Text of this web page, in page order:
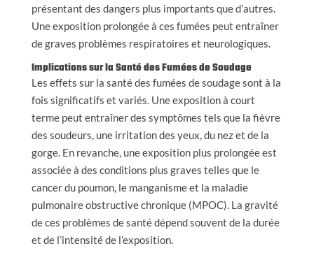
présentant des dangers plus importants que d’autres.
Une exposition prolongée à ces fumées peut entraîner
de graves problèmes respiratoires et neurologiques.
Implications sur la Santé des Fumées de Soudage
Les effets sur la santé des fumées de soudage sont à la
fois significatifs et variés. Une exposition à court
terme peut entraîner des symptômes tels que la fièvre
des soudeurs, une irritation des yeux, du nez et de la
gorge. En revanche, une exposition plus prolongée est
associée à des conditions plus graves telles que le
cancer du poumon, le manganisme et la maladie
pulmonaire obstructive chronique (MPOC). La gravité
de ces problèmes de santé dépend souvent de la durée
et de l’intensité de l’exposition.